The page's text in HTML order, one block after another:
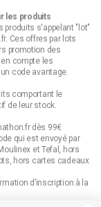
les produits
produits s'appelant "lot"
Ces offres par lots
promotion des
compte les
code avantage.
comportant le
de leur stock.
dès 99€
qui est envoyé par
et Tefal, hors
hors cartes cadeaux
d’inscription à la